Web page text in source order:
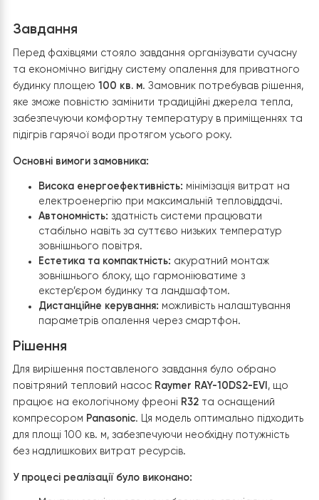
кВт, інвертор до -30 °C, спліт-система до 120 кв.м. 220V
Завдання
Перед фахівцями стояло завдання організувати
та економічно вигідну систему опалення для
яке зможе повністю замінити традиційні джерела
забезпечуючи комфортну температуру в
підігрів гарячої води протягом усього року.
Основні вимоги замовника:
Висока енергоефективність: мінімізація витрат
електроенергію при максимальній тепловіддачі.
Автономність:здатність системи працювати
зовнішнього повітря.
Естетика та компактність:акуратний монтаж
зовнішнього блоку, що гармоніюватиме з
екстер’єром будинку та ландшафтом.
Дистанційне керування:можливість
параметрів опалення через смартфон.